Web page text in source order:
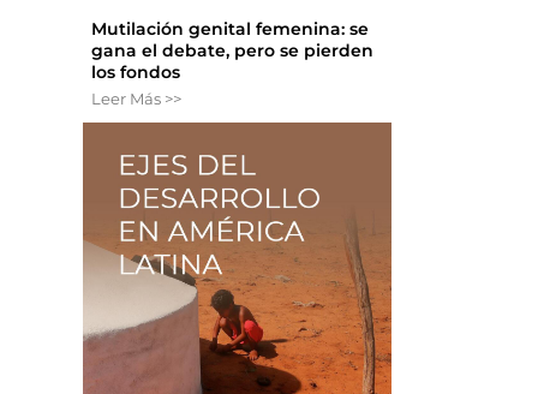
Mutilación genital femenina: se
gana el debate, pero se pierden
los fondos
Leer Más >>